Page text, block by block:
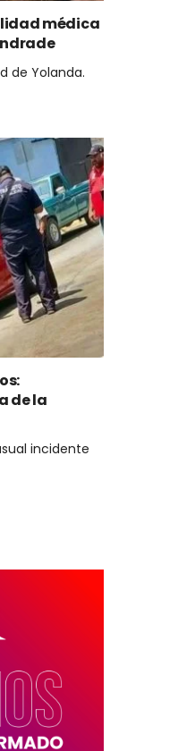
médica
de Yolanda.
de la
incidente